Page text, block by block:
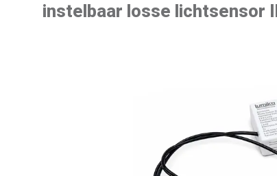
instelbaar losse lichtsensor